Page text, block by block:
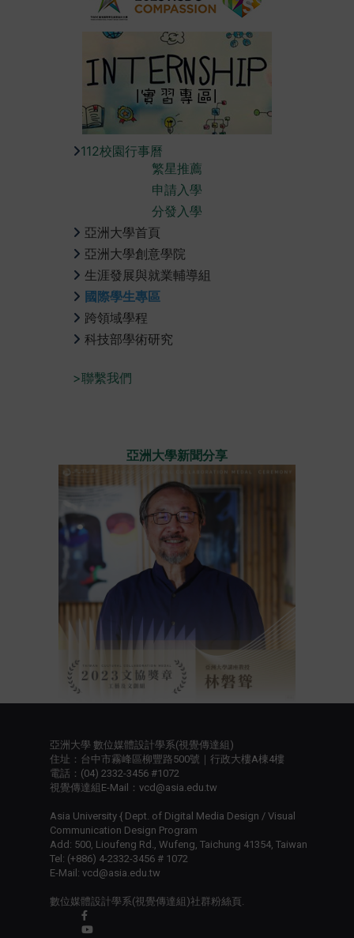
112校園行事曆
繁星推薦
申請入學
分發入學
亞洲大學首頁
亞洲大學創意學院
生涯發展與就業輔導組
國際學生專區
跨領域學程
科技部學術研究
>聯繫我們
亞洲大學新聞分享
亞洲大學 數位媒體設計學系(視覺傳達組)
住址：台中市霧峰區柳豐路500號｜行政大樓A棟4樓
電話：(04) 2332-3456 #1072
視覺傳達組E-Mail：vcd@asia.edu.tw
Asia University { Dept. of Digital Media Design / Visual
Communication Design Program
Add: 500, Lioufeng Rd., Wufeng, Taichung 41354, Taiwan
Tel: (+886) 4-2332-3456 # 1072
E-Mail: vcd@asia.edu.tw
數位媒體設計學系(視覺傳達組)社群粉絲頁.